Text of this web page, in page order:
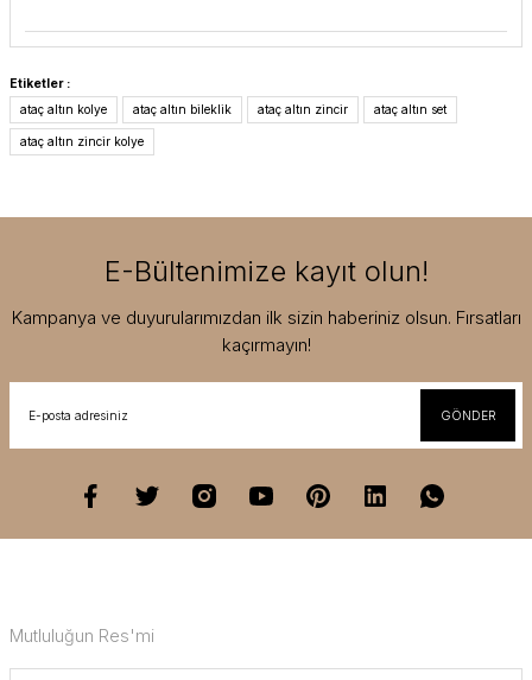
Etiketler :
ataç altın kolye
ataç altın bileklik ataç altın zincir ataç altın set
ataç altın zincir kolye
E-Bültenimize kayıt olun!
Kampanya ve duyurularımızdan ilk sizin haberiniz olsun. Fırsatları
kaçırmayın!
GÖNDER
Mutluluğun Res'mi